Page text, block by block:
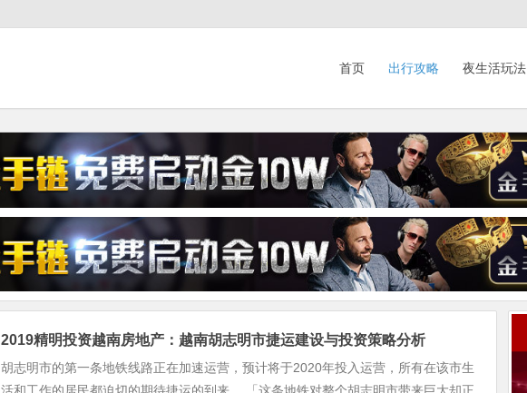
首页 出行攻略 夜生活玩法
2019精明投资越南房地产：越南胡志明市捷运建设与投资策略分析
胡志明市的第一条地铁线路正在加速运营，预计将于2020年投入运营，所有在该市生